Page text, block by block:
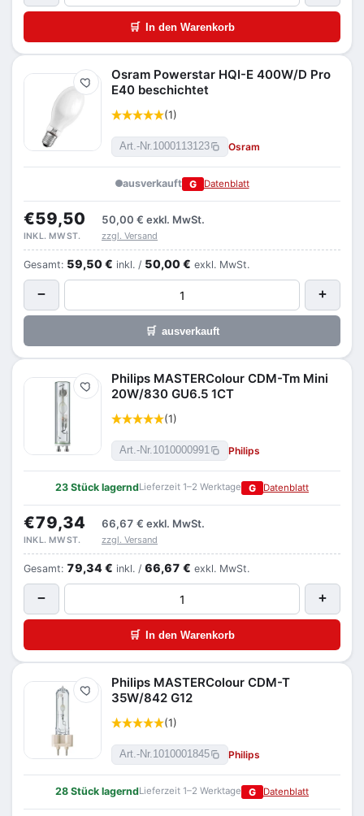
🛒 In den Warenkorb
Merken
Osram Powerstar HQI-E 400W/D Pro
E40 beschichtet
(1)
Art.-Nr.1000113123 Osram
ausverkauft G Datenblatt
€59,50 50,00 € exkl. MwSt.
INKL. MWST. zzgl. Versand
Gesamt: 59,50 € inkl. / 50,00 € exkl. MwSt.
− +
🛒 ausverkauft
Merken
Philips MASTERColour CDM-Tm Mini
20W/830 GU6.5 1CT
(1)
Art.-Nr.1010000991 Philips
23 Stück lagerndLieferzeit 1–2 Werktage G Datenblatt
€79,34 66,67 € exkl. MwSt.
INKL. MWST. zzgl. Versand
Gesamt: 79,34 € inkl. / 66,67 € exkl. MwSt.
− +
🛒 In den Warenkorb
Merken
Philips MASTERColour CDM-T
35W/842 G12
(1)
Art.-Nr.1010001845 Philips
28 Stück lagerndLieferzeit 1–2 Werktage G Datenblatt